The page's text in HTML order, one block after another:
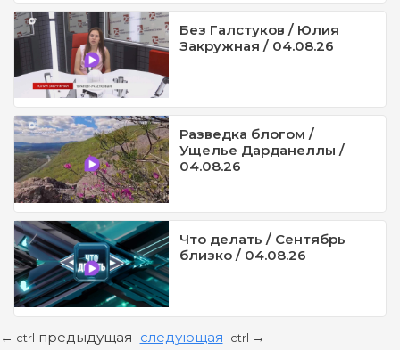
Без Галстуков / Юлия
Закружная / 04.08.26
Разведка блогом /
Ущелье Дарданеллы /
04.08.26
Что делать / Сентябрь
близко / 04.08.26
← ctrl предыдущая следующая ctrl →